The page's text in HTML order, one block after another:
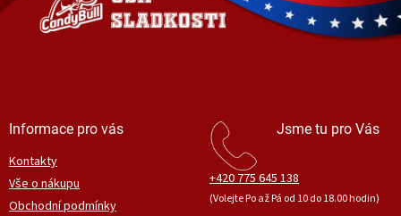
í
Informace pro vás
Kontakty
Vše o nákupu
Obchodní podmínky
Jsme tu pro Vás
+420 775 645 138
(Volejte Po až Pá od 10 do 18.00 hodin)